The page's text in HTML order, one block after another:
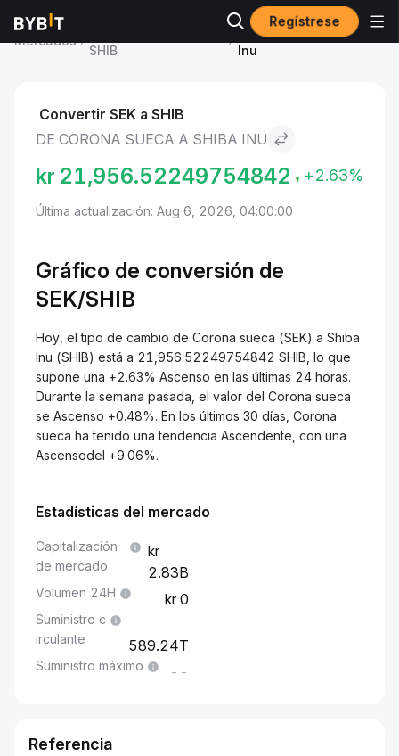
Regístrese
Mercados
SHIB
Corona sueca to Shiba
Inu
Convertir SEK a SHIB
DE CORONA SUECA A SHIBA INU
kr 21,956.52249754842 +2.63%
Última actualización: Aug 6, 2026, 04:00:00
Gráfico de conversión de
SEK/SHIB
Hoy, el tipo de cambio de Corona sueca (SEK) a Shiba
Inu (SHIB) está a 21,956.52249754842 SHIB, lo que
supone una +2.63% Ascenso en las últimas 24 horas.
Durante la semana pasada, el valor del Corona sueca
se Ascenso +0.48%. En los últimos 30 días, Corona
sueca ha tenido una tendencia Ascendente, con una
Ascensodel +9.06%.
Estadísticas del mercado
Capitalización
de mercado
2.83B
Volumen 24H 0
Suministro c
irculante
589.24T
Suministro máximo --
Referencia